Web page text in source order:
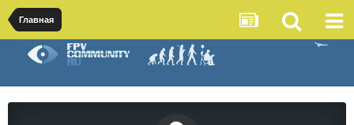
Главная